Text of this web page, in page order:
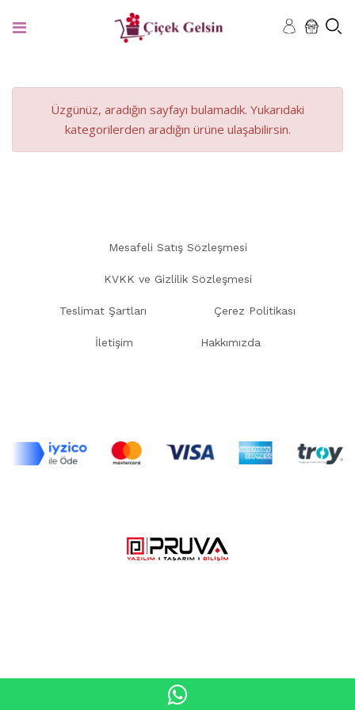
Üzgünüz, aradığın sayfayı bulamadık. Yukarıdaki
kategorilerden aradığın ürüne ulaşabilirsin.
Mesafeli Satış Sözleşmesi
KVKK ve Gizlilik Sözleşmesi
Teslimat Şartları Çerez Politikası
İletişim Hakkımızda